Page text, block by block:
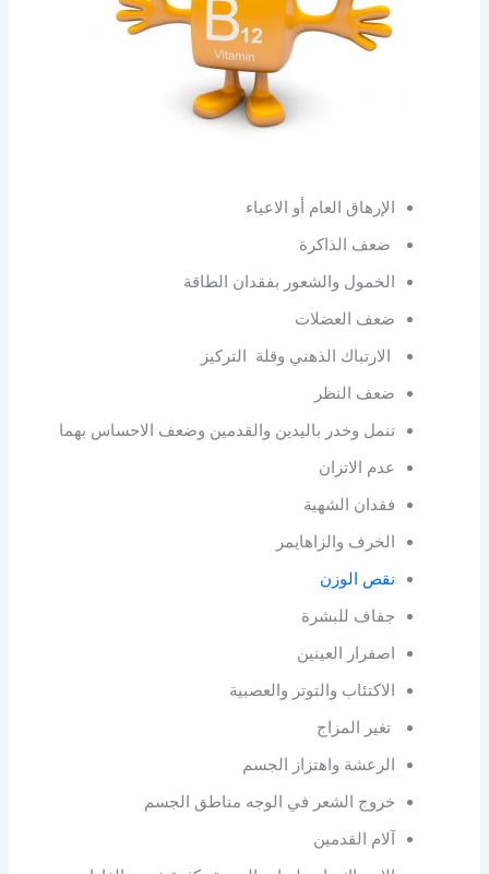
الإرهاق العام أو الاعياء
ضعف الذاكرة
الخمول والشعور بفقدان الطاقة
ضعف العضلات
الارتباك الذهني وقلة التركيز
ضعف النظر
تنمل وخدر باليدين والقدمين وضعف الاحساس بهما
عدم الاتزان
فقدان الشهية
الخرف والزاهايمر
نقص الوزن
جفاف للبشرة
اصفرار العينين
الاكتئاب والتوتر والعصبية
تغير المزاج
الرعشة واهتزاز الجسم
خروج الشعر في الوجه مناطق الجسم
آلام القدمين